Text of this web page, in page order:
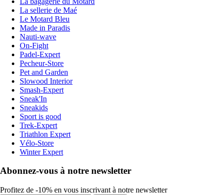
La sellerie de Maé
Le Motard Bleu
Made in Paradis
Nauti-wave
On-Fight
Padel-Expert
Pecheur-Store
Pet and Garden
Slowood Interior
Smash-Expert
Sneak'In
Sneakids
Sport is good
Trek-Expert
Triathlon Expert
Vélo-Store
Winter Expert
Abonnez-vous à notre newsletter
Profitez de -10% en vous inscrivant à notre newsletter